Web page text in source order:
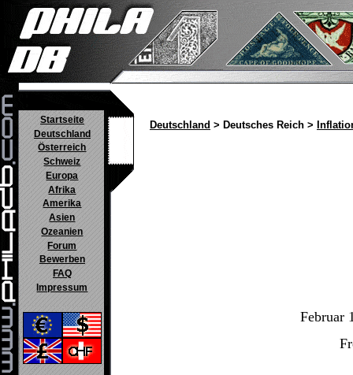
Startseite
Deutschland
Österreich
Schweiz
Europa
Afrika
Amerika
Asien
Ozeanien
Forum
Bewerben
FAQ
Impressum
Deutschland > Deutsches Reich >
Februar